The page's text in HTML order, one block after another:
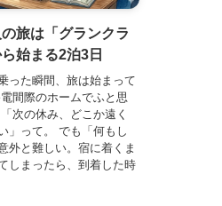
の旅は「グランクラ
始まる2泊3日
った瞬間、旅は始まって
間際のホームでふと思
次の休み、どこか遠く
」って。 でも「何もし
外と難しい。宿に着くま
しまったら、到着した時